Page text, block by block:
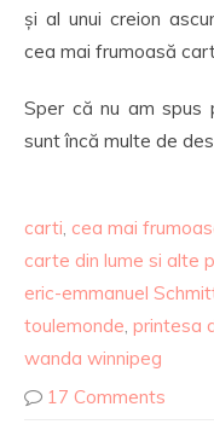
și al unui creion
cea mai frumoasă
Sper că nu am spus
sunt încă multe de
carti, cea mai
carte din lume si alte
eric-emmanuel
toulemonde, printesa
wanda winnipeg
17 Comments